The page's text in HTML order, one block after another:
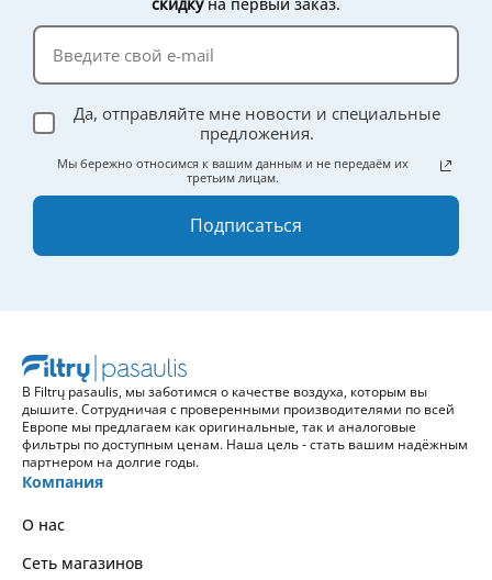
Да, отправляйте мне новости и специальные
предложения.
Мы бережно относимся к вашим данным и не передаём их
третьим лицам.
Подписаться
В Filtrų pasaulis, мы заботимся о качестве воздуха, которым вы
дышите. Сотрудничая с проверенными производителями по всей
Европе мы предлагаем как оригинальные, так и аналоговые
фильтры по доступным ценам. Наша цель - стать вашим надёжным
партнером на долгие годы.
Компания
О нас
Сеть магазинов